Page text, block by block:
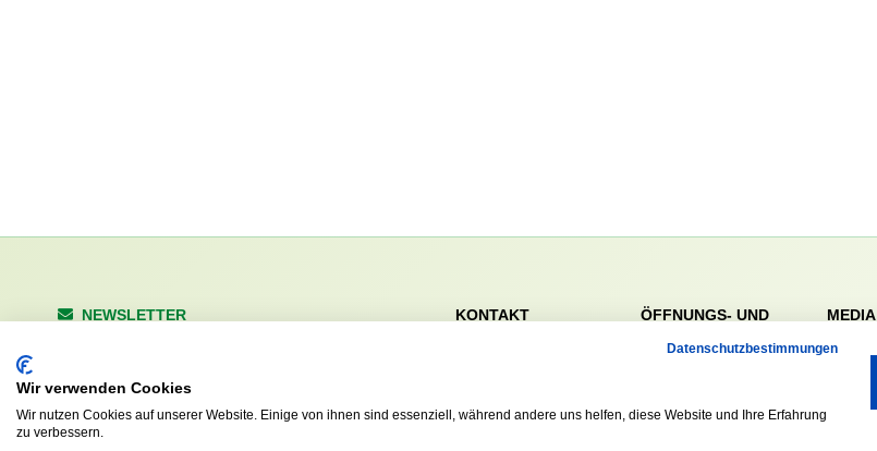
NEWSLETTER
KONTAKT
Tel. 040 / 64 50 62 - 0
ÖFFNUNGS- UND
Sa. & So. 9:00 – 19:00
MEDIA
Datenschutzbestimmungen
Wir verwenden Cookies
Wir nutzen Cookies auf unserer Website. Einige von ihnen sind essenziell, während andere uns helfen, diese Website und Ihre Erfahrung
zu verbessern.